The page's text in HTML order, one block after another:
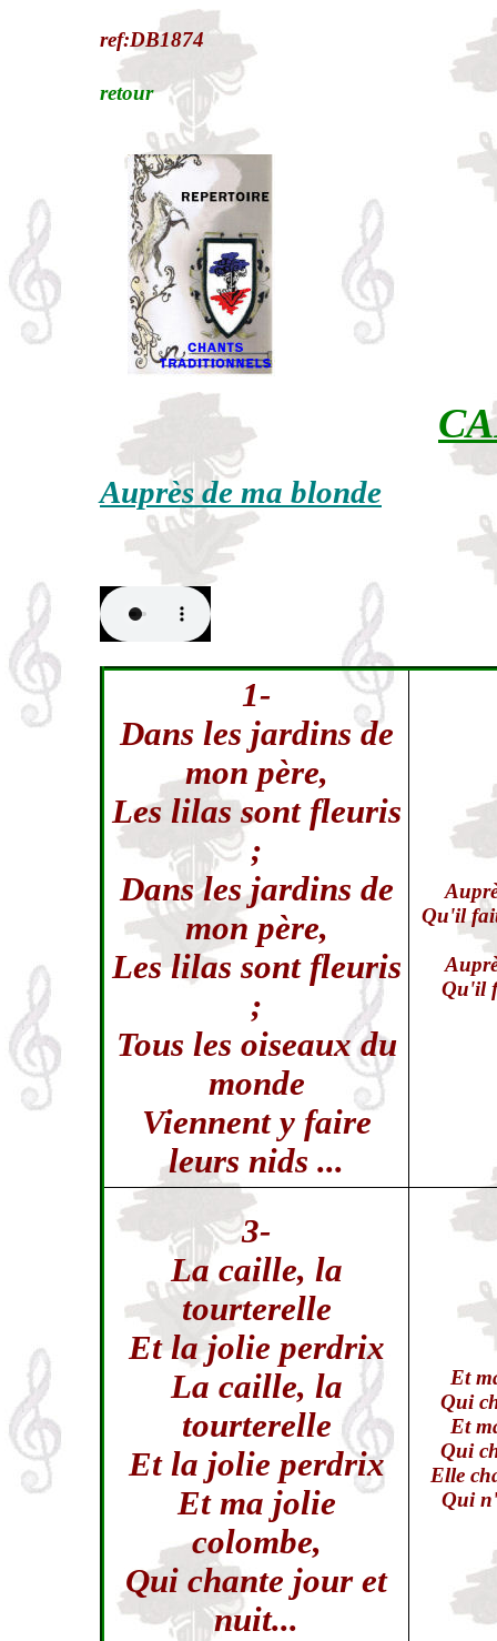
ref:DB1874
retour
Auprès de ma blonde
1-
Dans les jardins de
mon père,
Les lilas sont fleuris
;
Dans les jardins de
mon père,
Les lilas sont fleuris
;
Tous les oiseaux du
monde
Viennent y faire
leurs nids ...
Qu'il
Qu'il
3-
La caille, la
tourterelle
Et la jolie perdrix
La caille, la
tourterelle
Et la jolie perdrix
Et ma jolie
colombe,
Qui chante jour et
nuit...
Et
Qui
Et
Qui
Elle
Qui